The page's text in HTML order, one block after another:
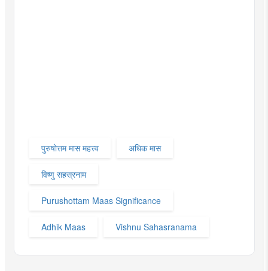
पुरुषोत्तम मास महत्त्व अधिक मास
विष्णु सहस्रनाम
Purushottam Maas Significance
Adhik Maas Vishnu Sahasranama